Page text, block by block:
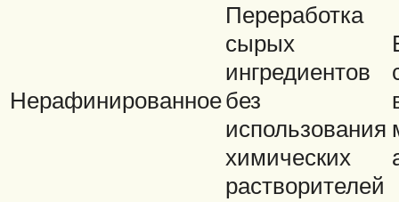
Нерафинированное
Переработка
сырых
ингредиентов
без
использования
химических
растворителей